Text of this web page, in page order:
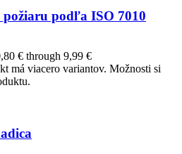
podľa ISO 7010
€ through 9,99 €
má viacero variantov. Možnosti si